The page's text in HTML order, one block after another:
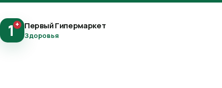
1+ Первый Гипермаркет
Здоровья